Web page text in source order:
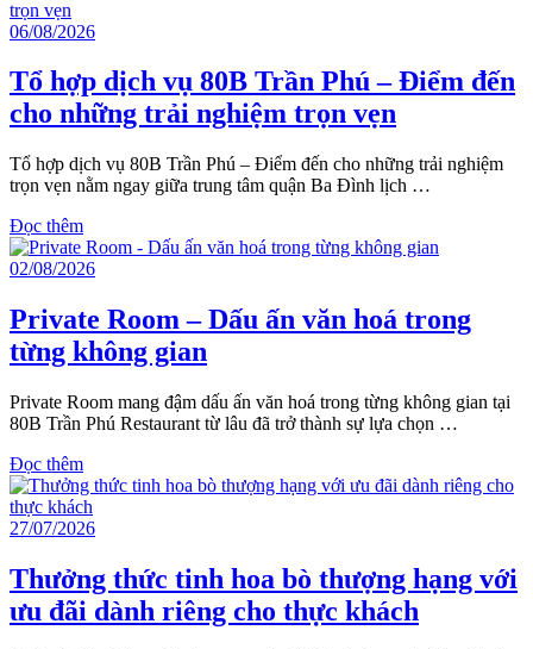
06/08/2026
Tổ hợp dịch vụ 80B Trần Phú – Điểm đến
cho những trải nghiệm trọn vẹn
Tổ hợp dịch vụ 80B Trần Phú – Điểm đến cho những trải nghiệm
trọn vẹn nằm ngay giữa trung tâm quận Ba Đình lịch …
Đọc thêm
02/08/2026
Private Room – Dấu ấn văn hoá trong
từng không gian
Private Room mang đậm dấu ấn văn hoá trong từng không gian tại
80B Trần Phú Restaurant từ lâu đã trở thành sự lựa chọn …
Đọc thêm
27/07/2026
Thưởng thức tinh hoa bò thượng hạng với
ưu đãi dành riêng cho thực khách